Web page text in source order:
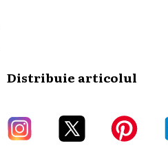
Distribuie articolul